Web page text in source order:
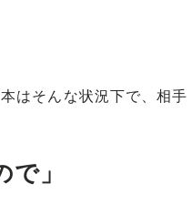
はそんな状況下で、相手
」